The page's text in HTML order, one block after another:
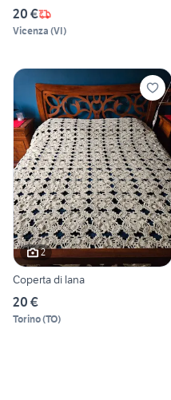
20 €
Vicenza (VI)
2
Coperta di lana
20 €
Torino(TO)